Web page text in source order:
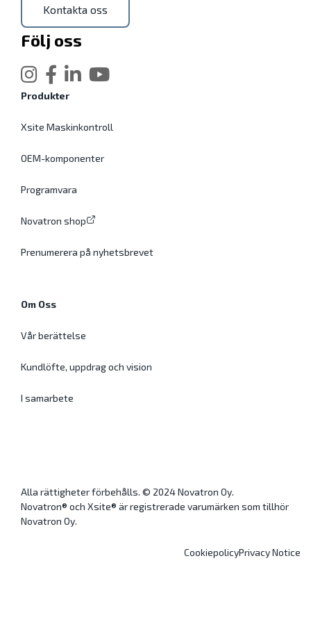
Kontakta oss
Följ oss
Produkter
Xsite Maskinkontroll
OEM-komponenter
Programvara
Novatron shop
Prenumerera på nyhetsbrevet
Om Oss
Vår berättelse
Kundlöfte, uppdrag och vision
I samarbete
Alla rättigheter förbehålls. © 2024 Novatron Oy.
Novatron® och Xsite® är registrerade varumärken som tillhör
Novatron Oy.
CookiepolicyPrivacy Notice